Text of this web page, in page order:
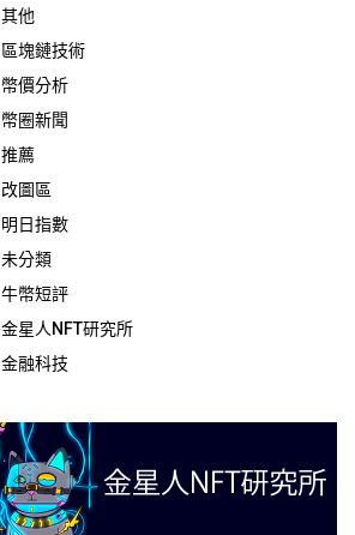
其他
區塊鏈技術
幣價分析
幣圈新聞
推薦
改圖區
明日指數
未分類
牛幣短評
金星人NFT研究所
金融科技